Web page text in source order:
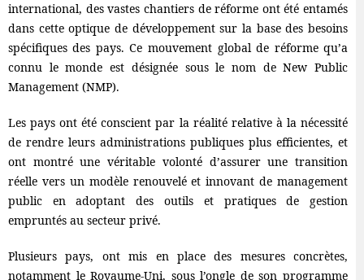
international, des vastes chantiers de réforme ont été entamés
dans cette optique de développement sur la base des besoins
spécifiques des pays. Ce mouvement global de réforme qu’a
connu le monde est désignée sous le nom de New Public
Management (NMP).
Les pays ont été conscient par la réalité relative à la nécessité
de rendre leurs administrations publiques plus efficientes, et
ont montré une véritable volonté d’assurer une transition
réelle vers un modèle renouvelé et innovant de management
public en adoptant des outils et pratiques de gestion
empruntés au secteur privé.
Plusieurs pays, ont mis en place des mesures concrètes,
notamment le Royaume-Uni, sous l’ongle de son programme